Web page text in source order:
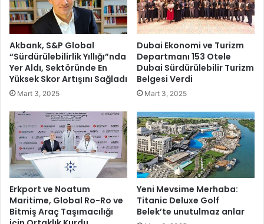
ı
n
a
p
r
y
o
d
i
k
b
a
k
ı
m
'
K
z
a
n
d
r
a
n
T
a
k
t
i
k
Akbank, S&P Global
“Sürdürülebilirlik Yıllığı”nda
Yer Aldı, Sektöründe En
Yüksek Skor Artışını Sağladı
Mart 3, 2025
Dubai Ekonomi ve Turizm
Departmanı 153 Otele
Dubai Sürdürülebilir Turizm
Belgesi Verdi
Mart 3, 2025
Erkport ve Noatum
Maritime, Global Ro-Ro ve
Bitmiş Araç Taşımacılığı
Yeni Mevsime Merhaba:
Titanic Deluxe Golf
Belek’te unutulmaz anlar